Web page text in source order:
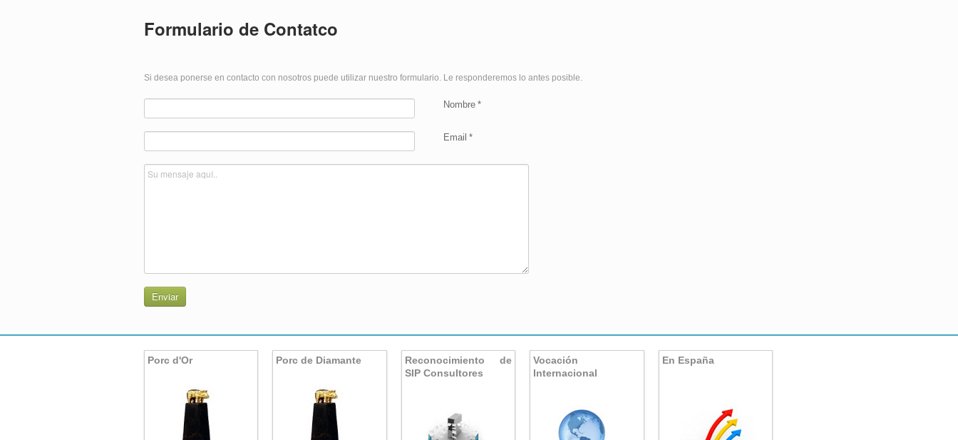
Formulario de Contatco
Si desea ponerse en contacto con nosotros puede utilizar nuestro formulario. Le responderemos lo antes posible.
Nombre *
Email *
Enviar
Porc d'Or Porc de Diamante
Reconocimiento de
SIP Consultores
Vocación
Internacional
En España